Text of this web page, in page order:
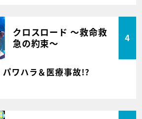
クロスロード ～救命救
急の約束～
4
ワハラ＆医療事故!?